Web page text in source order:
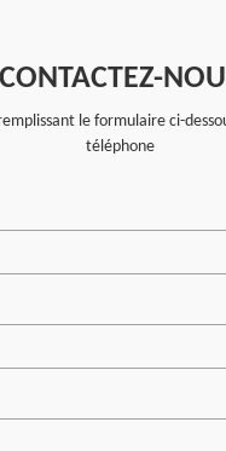
CONTACTEZ-
le formulaire ci-
téléphone